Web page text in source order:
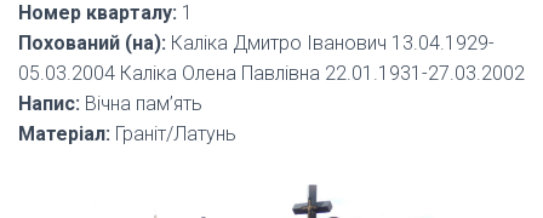
Номер кварталу: 1
Похований (на): Каліка Дмитро Іванович 13.04.1929-
05.03.2004 Каліка Олена Павлівна 22.01.1931-27.03.2002
Напис: Вічна пам’ять
Матеріал: Граніт/Латунь